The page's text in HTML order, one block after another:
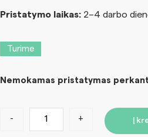
Pristatymo laikas:2–4 darbo
Turime
Nemokamas pristatymas
- + Į